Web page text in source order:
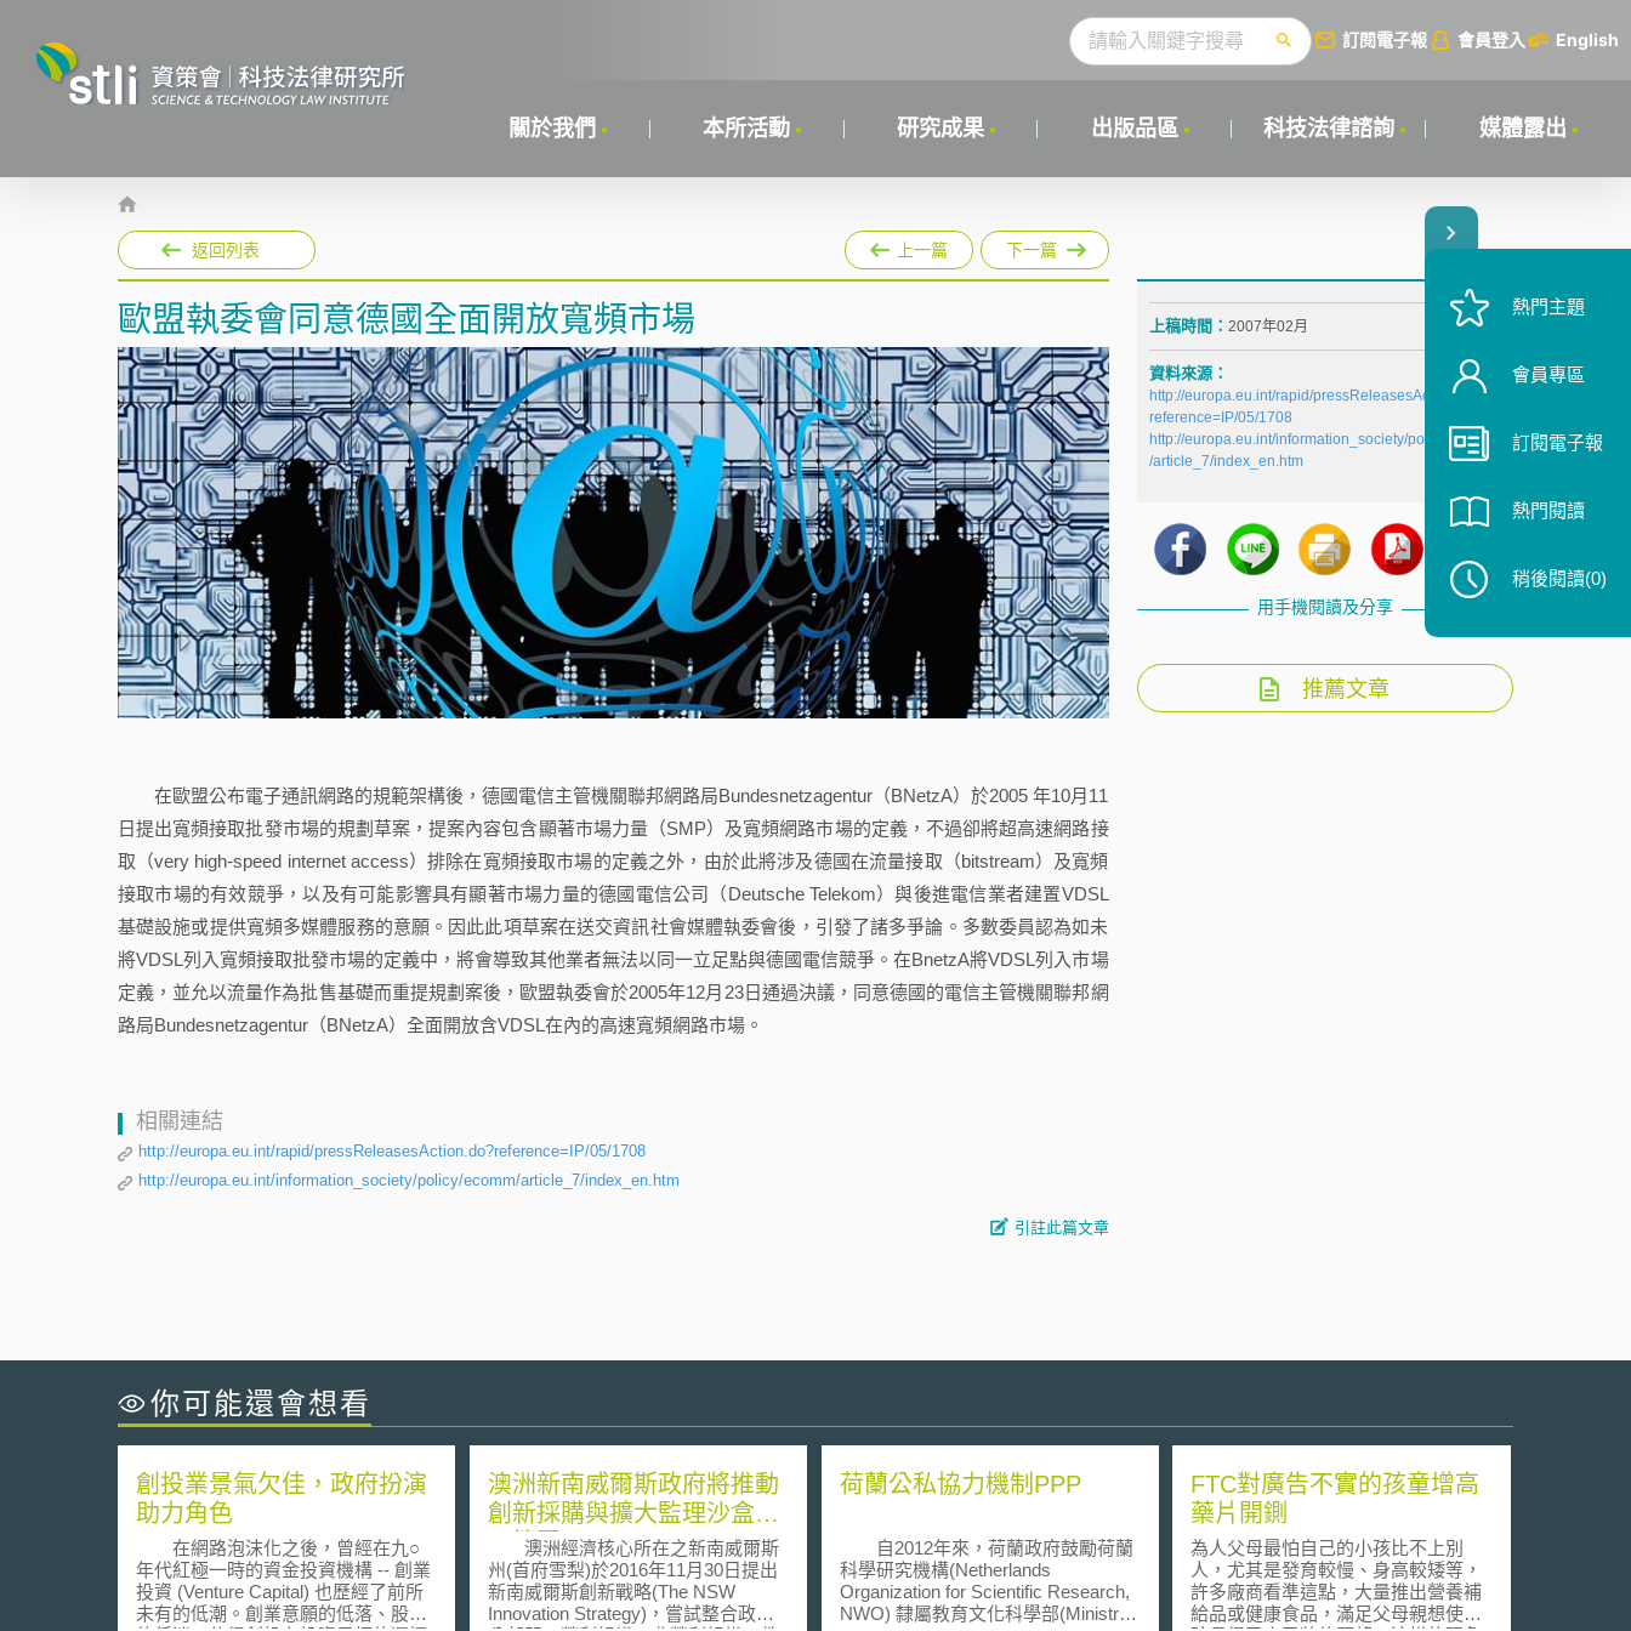
訂閱電子報 會員登入 English
關於我們 本所活動 研究成果 出版品區 科技法律諮詢 媒體露出
返回列表 上一篇 下一篇
歐盟執委會同意德國全面開放寬頻市場
在歐盟公布電子通訊網路的規範架構後，德國電信主管機關聯邦網路局Bundesnetzagentur（BNetzA）於2005 年10月11
日提出寬頻接取批發市場的規劃草案，提案內容包含顯著市場力量（SMP）及寬頻網路市場的定義，不過卻將超高速網路接
取（very high-speed internet access）排除在寬頻接取市場的定義之外，由於此將涉及德國在流量接取（bitstream）及寬頻
接取市場的有效競爭，以及有可能影響具有顯著市場力量的德國電信公司（Deutsche Telekom）與後進電信業者建置VDSL
基礎設施或提供寬頻多媒體服務的意願。因此此項草案在送交資訊社會媒體執委會後，引發了諸多爭論。多數委員認為如未
將VDSL列入寬頻接取批發市場的定義中，將會導致其他業者無法以同一立足點與德國電信競爭。在BnetzA將VDSL列入市場
定義，並允以流量作為批售基礎而重提規劃案後，歐盟執委會於2005年12月23日通過決議，同意德國的電信主管機關聯邦網
路局Bundesnetzagentur（BNetzA）全面開放含VDSL在內的高速寬頻網路市場。
相關連結
http://europa.eu.int/rapid/pressReleasesAction.do?reference=IP/05/1708
http://europa.eu.int/information_society/policy/ecomm/article_7/index_en.htm
引註此篇文章
上稿時間： 2007年02月
資料來源：
http://europa.eu.int/rapid/pressReleasesAction.do?
reference=IP/05/1708
http://europa.eu.int/information_society/policy/ecomm
/article_7/index_en.htm
用手機閱讀及分享
推薦文章
你可能還會想看
創投業景氣欠佳，政府扮演
助力角色
在網路泡沫化之後，曾經在九○
年代紅極一時的資金投資機構 -- 創業
投資 (Venture Capital) 也歷經了前所
未有的低潮。創業意願的低落、股市
澳洲新南威爾斯政府將推動
創新採購與擴大監理沙盒適
用範圍
澳洲經濟核心所在之新南威爾斯
州(首府雪梨)於2016年11月30日提出
新南威爾斯創新戰略(The NSW
Innovation Strategy)，嘗試整合政府
荷蘭公私協力機制PPP
自2012年來，荷蘭政府鼓勵荷蘭
科學研究機構(Netherlands
Organization for Scientific Research,
NWO) 隸屬教育文化科學部(Ministry
FTC對廣告不實的孩童增高
藥片開鍘
為人父母最怕自己的小孩比不上別
人，尤其是發育較慢、身高較矮等，
許多廠商看準這點，大量推出營養補
給品或健康食品，滿足父母親想使小
熱門主題
會員專區
訂閱電子報
熱門閱讀
稍後閱讀(0)